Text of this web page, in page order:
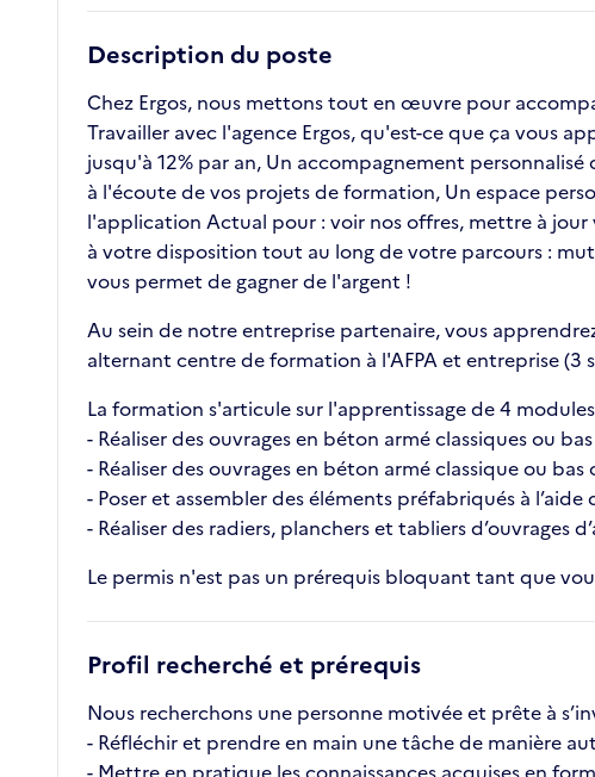
Description du poste
Chez Ergos, nous mettons tout en œuvre pour
Travailler avec l'agence Ergos, qu'est-ce que ça vous
jusqu'à 12% par an, Un accompagnement
à l'écoute de vos projets de formation, Un espace
l'application Actual pour : voir nos offres, mettre à
à votre disposition tout au long de votre parcours :
vous permet de gagner de l'argent !
Au sein de notre entreprise partenaire, vous
alternant centre de formation à l'AFPA et entreprise (3
La formation s'articule sur l'apprentissage de 4
- Réaliser des ouvrages en béton armé classiques ou
- Réaliser des ouvrages en béton armé classique ou
- Poser et assembler des éléments préfabriqués à
- Réaliser des radiers, planchers et tabliers d’ouvrages
Le permis n'est pas un prérequis bloquant tant que
Profil recherché et prérequis
Nous recherchons une personne motivée et prête à
- Réfléchir et prendre en main une tâche de manière